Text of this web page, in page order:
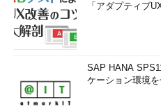
「アダプティブ
SAP HANA
ケーション環境